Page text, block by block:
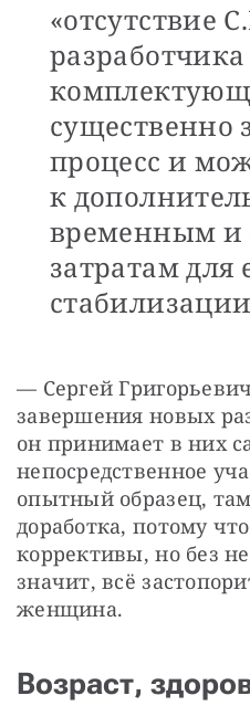
«отсутствие
разработчика
существенно
процесс и
к
временным
затратам для
— Сергей
завершения новых
он принимает в них
непосредственное
опытный образец,
доработка, потому
коррективы, но без
значит, всё
женщина.
Возраст,